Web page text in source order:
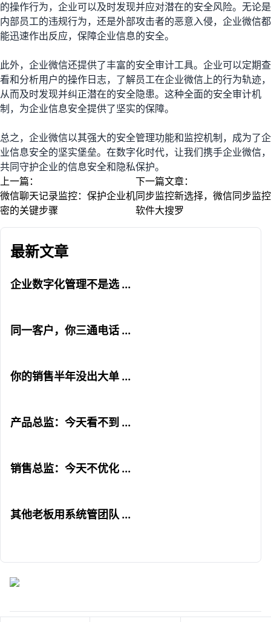
的操作行为，企业可以及时发现并应对潜在的安全风险。无论是
内部员工的违规行为，还是外部攻击者的恶意入侵，企业微信都
能迅速作出反应，保障企业信息的安全。
此外，企业微信还提供了丰富的安全审计工具。企业可以定期查
看和分析用户的操作日志，了解员工在企业微信上的行为轨迹，
从而及时发现并纠正潜在的安全隐患。这种全面的安全审计机
制，为企业信息安全提供了坚实的保障。
总之，企业微信以其强大的安全管理功能和监控机制，成为了企
业信息安全的坚实堡垒。在数字化时代，让我们携手企业微信，
共同守护企业的信息安全和隐私保护。
上一篇：
微信聊天记录监控：保护企业机
密的关键步骤
下一篇文章：
同步监控新选择，微信同步监控
软件大搜罗
最新文章
企业数字化管理不是选 ...
同一客户，你三通电话 ...
你的销售半年没出大单 ...
产品总监：今天看不到 ...
销售总监：今天不优化 ...
其他老板用系统管团队 ...